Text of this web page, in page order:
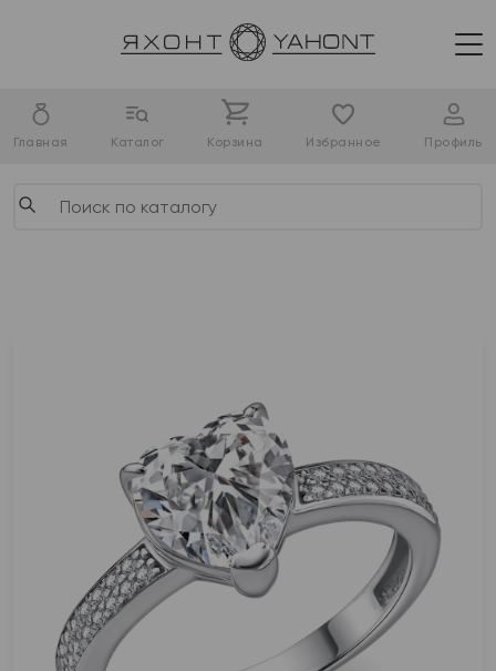
Главная Каталог Корзина Избранное Профиль